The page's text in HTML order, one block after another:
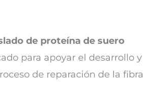
de proteína de suero
para apoyar el desarrollo y
de reparación de la fibra